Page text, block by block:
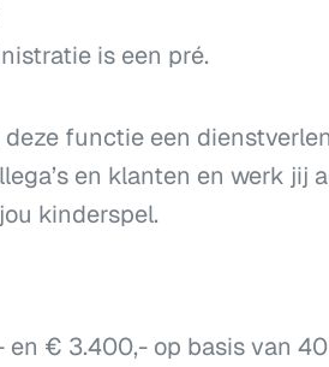
is een pré.
functie een
en klanten en werk jij
kinderspel.
€ 3.400,- op basis van